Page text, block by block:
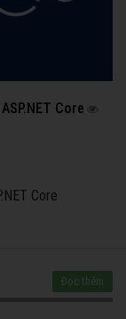
Core
Core
Đọc thêm